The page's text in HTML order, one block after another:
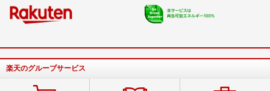
楽天のグループサービス